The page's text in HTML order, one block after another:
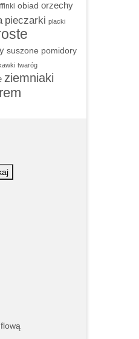
obiad orzechy
pieczarki placki
suszone pomidory
twaróg
ziemniaki